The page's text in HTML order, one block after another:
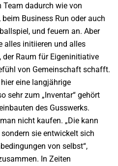
dadurch wie von
Business Run oder auch
und feuern an. Aber
alles initiieren und alles
der Raum für Eigeninitiative
von Gemeinschaft schafft.
eine langjährige
sehr zum „Inventar“ gehört
des Gusswerks.
nicht kaufen. „Die kann
sie entwickelt sich
von selbst“,
In Zeiten